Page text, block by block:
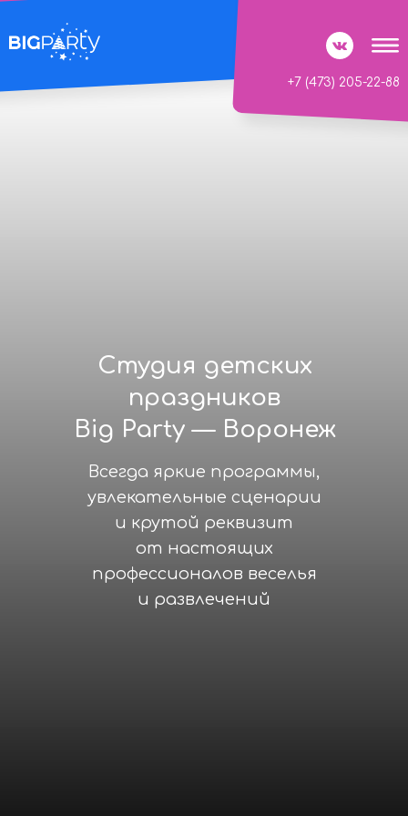
+7 (473) 205-22-88
Студия детских
праздников
Big Party — Воронеж
Всегда яркие программы,
увлекательные сценарии
и крутой реквизит
от настоящих
профессионалов веселья
и развлечений